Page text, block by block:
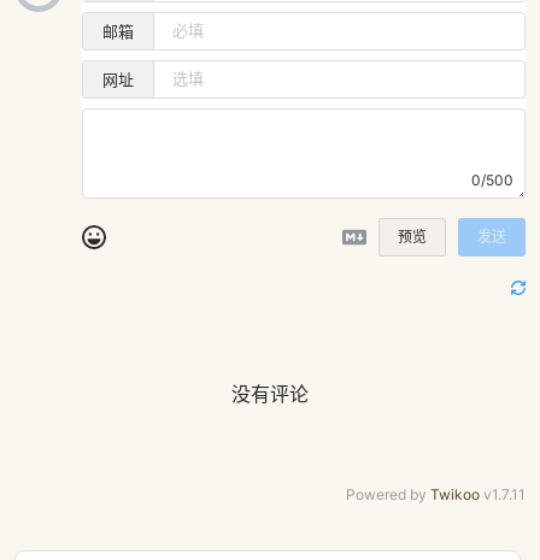
邮箱
网址
0/500
预览 发送
没有评论
Powered by Twikoo v1.7.11